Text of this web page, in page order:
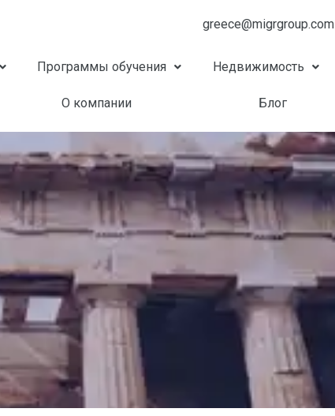
greece@migrgroup.com
Программы обучения Недвижимость
О компании Блог